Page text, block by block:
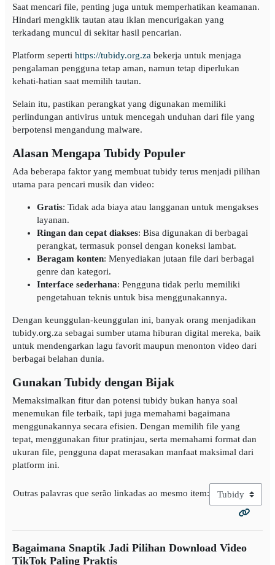
Saat mencari file, penting juga untuk memperhatikan keamanan.
Hindari mengklik tautan atau iklan mencurigakan yang
terkadang muncul di sekitar hasil pencarian.
Platform seperti https://tubidy.org.za bekerja untuk menjaga
pengalaman pengguna tetap aman, namun tetap diperlukan
kehati-hatian saat memilih tautan.
Selain itu, pastikan perangkat yang digunakan memiliki
perlindungan antivirus untuk mencegah unduhan dari file yang
berpotensi mengandung malware.
Alasan Mengapa Tubidy Populer
Ada beberapa faktor yang membuat tubidy terus menjadi pilihan
utama para pencari musik dan video:
Gratis: Tidak ada biaya atau langganan untuk mengakses
layanan.
Ringan dan cepat diakses: Bisa digunakan di berbagai
perangkat, termasuk ponsel dengan koneksi lambat.
Beragam konten: Menyediakan jutaan file dari berbagai
genre dan kategori.
Interface sederhana: Pengguna tidak perlu memiliki
pengetahuan teknis untuk bisa menggunakannya.
Dengan keunggulan-keunggulan ini, banyak orang menjadikan
tubidy.org.za sebagai sumber utama hiburan digital mereka, baik
untuk mendengarkan lagu favorit maupun menonton video dari
berbagai belahan dunia.
Gunakan Tubidy dengan Bijak
Memaksimalkan fitur dan potensi tubidy bukan hanya soal
menemukan file terbaik, tapi juga memahami bagaimana
menggunakannya secara efisien. Dengan memilih file yang
tepat, menggunakan fitur pratinjau, serta memahami format dan
ukuran file, pengguna dapat merasakan manfaat maksimal dari
platform ini.
Outras palavras que serão linkadas ao mesmo item:
Bagaimana Snaptik Jadi Pilihan Download Video
TikTok Paling Praktis